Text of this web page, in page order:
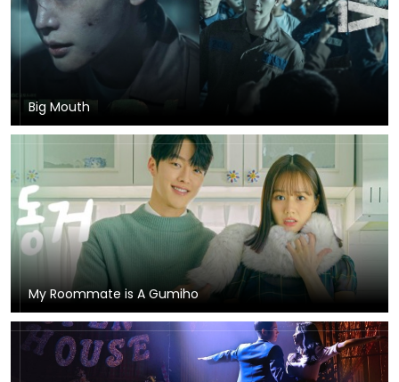
Big Mouth
My Roommate is A Gumiho